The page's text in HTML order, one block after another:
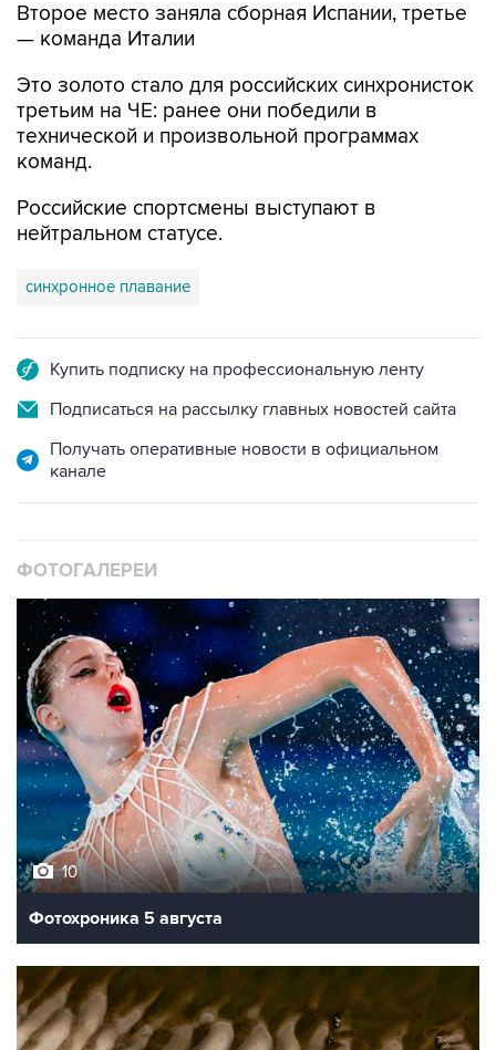
Второе место заняла сборная Испании, третье
— команда Италии
Это золото стало для российских синхронисток
третьим на ЧЕ: ранее они победили в
технической и произвольной программах
команд.
Российские спортсмены выступают в
нейтральном статусе.
синхронное плавание
Купить подписку на профессиональную ленту
Подписаться на рассылку главных новостей сайта
Получать оперативные новости в официальном
канале
ФОТОГАЛЕРЕИ
10
Фотохроника 5 августа